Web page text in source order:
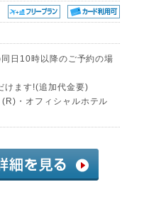
日10時以降のご予約の場
けます!(追加代金要)
・オフィシャルホテル